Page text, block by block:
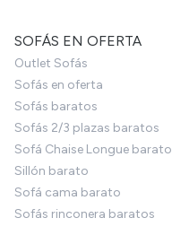
SOFÁS EN OFERTA
Outlet Sofás
Sofás en oferta
Sofás baratos
Sofás 2/3 plazas baratos
Sofá Chaise Longue barato
Sillón barato
Sofá cama barato
Sofás rinconera baratos